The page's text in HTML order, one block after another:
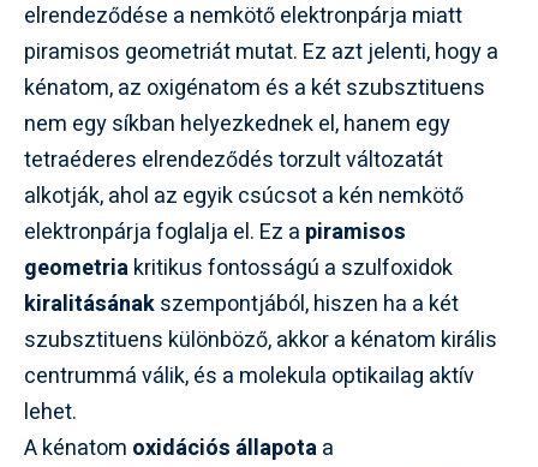
elrendeződése a nemkötő elektronpárja miatt
piramisos geometriát mutat. Ez azt jelenti, hogy a
kénatom, az oxigénatom és a két szubsztituens
nem egy síkban helyezkednek el, hanem egy
tetraéderes elrendeződés torzult változatát
alkotják, ahol az egyik csúcsot a kén nemkötő
elektronpárja foglalja el. Ez a piramisos
geometriakritikus fontosságú a szulfoxidok
kiralitásánakszempontjából, hiszen ha a két
szubsztituens különböző, akkor a kénatom királis
centrummá válik, és a molekula optikailag aktív
lehet.
A kénatom oxidációs állapotaa